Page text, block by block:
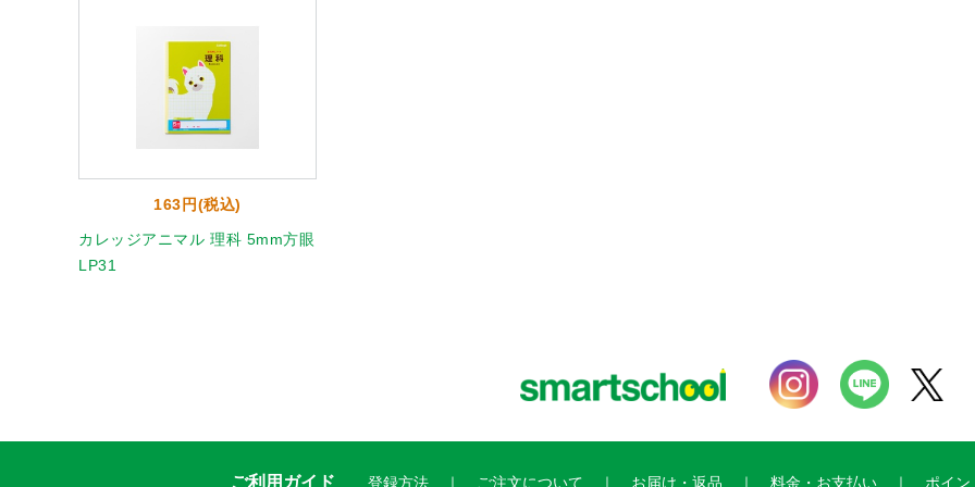
163円(税込)
カレッジアニマル 理科 5mm方眼
LP31
ご利用ガイド 登録方法 ご注文について お届け・返品 料金・お支払い ポイン